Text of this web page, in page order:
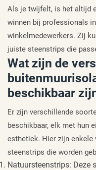
Als je twijfelt, is het altijd
winnen bij professionals
winkelmedewerkers. Zij
juiste steenstrips die
Wat zijn de
beschikbaar
Er zijn verschillende
beschikbaar, elk met hun
esthetiek. Hier zijn
steenstrips die worden
Natuursteenstrips: Deze